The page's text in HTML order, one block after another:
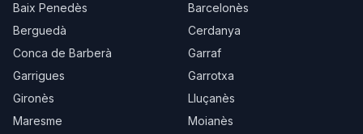
Baix Penedès
Barcelonès
Berguedà
Cerdanya
Conca de Barberà
Garraf
Garrigues
Garrotxa
Gironès
Lluçanès
Maresme
Moianès